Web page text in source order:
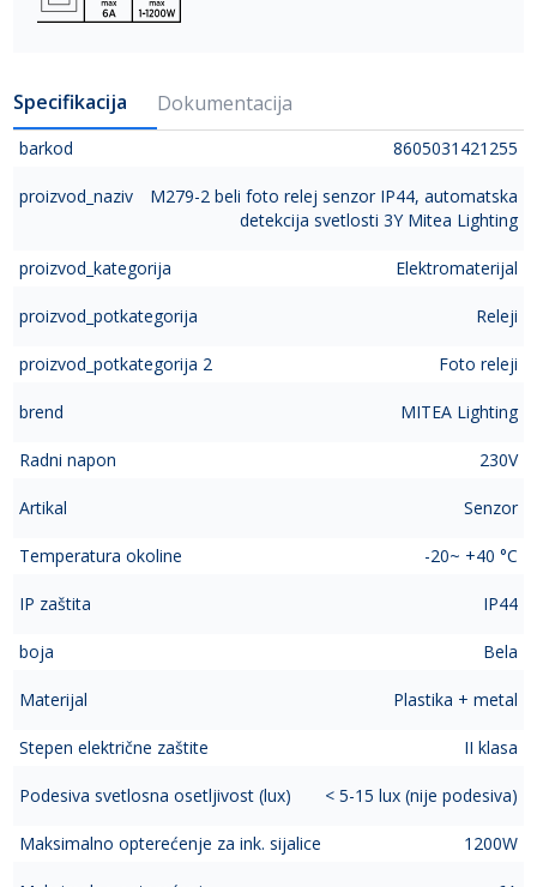
Specifikacija Dokumentacija
barkod 8605031421255
proizvod_naziv
M279-2 beli foto relej senzor IP44, automatska
detekcija svetlosti 3Y Mitea Lighting
proizvod_kategorija Elektromaterijal
proizvod_potkategorija Releji
proizvod_potkategorija 2 Foto releji
brend MITEA Lighting
Radni napon 230V
Artikal Senzor
Temperatura okoline -20~ +40 °C
IP zaštita IP44
boja Bela
Materijal Plastika + metal
Stepen električne zaštite II klasa
Podesiva svetlosna osetljivost (lux) < 5-15 lux (nije podesiva)
Maksimalno opterećenje za ink. sijalice 1200W